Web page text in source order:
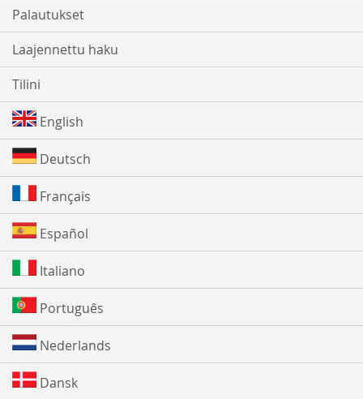
Palautukset
Laajennettu haku
Tilini
English
Deutsch
Français
Español
Italiano
Português
Nederlands
Dansk